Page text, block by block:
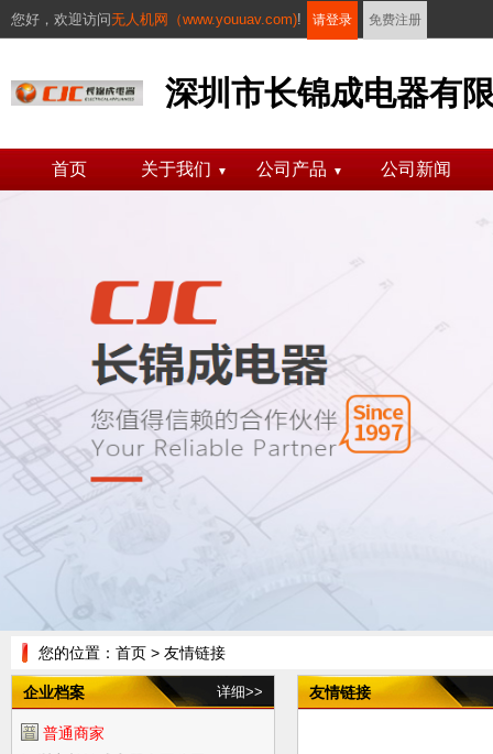
您好， 欢迎访问无人机网（www.youuav.com)! 请登录 免费注册
深圳市长锦成电器有
首页 关于我们 ▼ 公司产品 ▼ 公司新闻
您的位置： 首页 > 友情链接
企业档案 详细>>
普通商家
友情链接